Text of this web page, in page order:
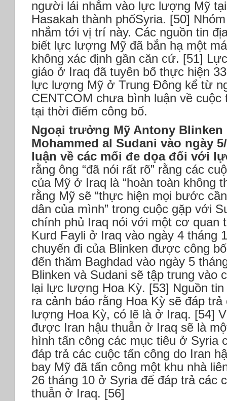
người lái nhắm vào lực lượng Mỹ
Hasakah thành phốSyria. [50]
nhắm tới vị trí này. Các nguồn tin
biết lực lượng Mỹ đã bắn hạ một
không xác định gần căn cứ. [51]
giáo ở Iraq đã tuyên bố thực hiện
lực lượng Mỹ ở Trung Đông kể từ
CENTCOM chưa bình luận về cuộc
tại thời điểm công bố.
Ngoại trưởng Mỹ Antony
Mohammed al Sudani vào ngày
luận về các mối đe dọa đối với
rằng ông “đã nói rất rõ” rằng các
của Mỹ ở Iraq là “hoàn toàn không
rằng Mỹ sẽ “thực hiện mọi bước
dân của mình” trong cuộc gặp với
chính phủ Iraq nói với một cơ quan
Kurd Fayli ở Iraq vào ngày 4 tháng
chuyến đi của Blinken được công
đến thăm Baghdad vào ngày 5
Blinken và Sudani sẽ tập trung vào
lại lực lượng Hoa Kỳ. [53] Nguồn
ra cảnh báo rằng Hoa Kỳ sẽ đáp
lượng Hoa Kỳ, có lẽ là ở Iraq. [54]
được Iran hậu thuẫn ở Iraq sẽ là
hình tấn công các mục tiêu ở Syria
đáp trả các cuộc tấn công do Iran
bay Mỹ đã tấn công một khu nhà
26 tháng 10 ở Syria để đáp trả các
thuẫn ở Iraq. [56]